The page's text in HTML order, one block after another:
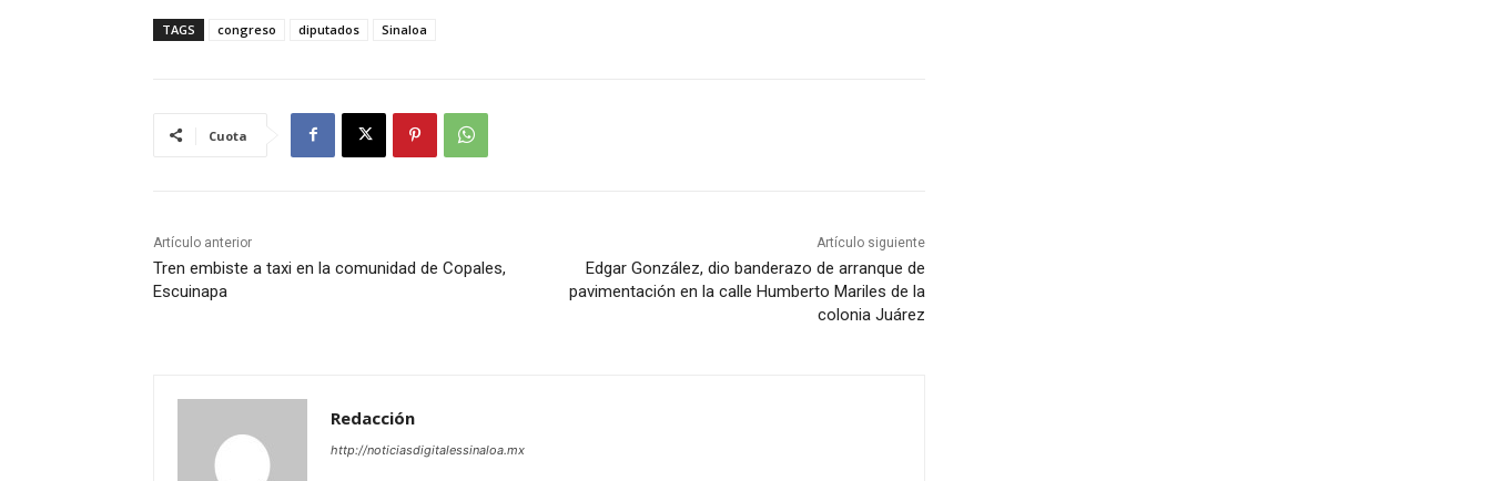
TAGS congreso diputados Sinaloa
Cuota
Artículo anterior
Tren embiste a taxi en la comunidad de Copales,
Escuinapa
Artículo siguiente
Edgar González, dio banderazo de arranque de
pavimentación en la calle Humberto Mariles de la
colonia Juárez
Redacción
http://noticiasdigitalessinaloa.mx